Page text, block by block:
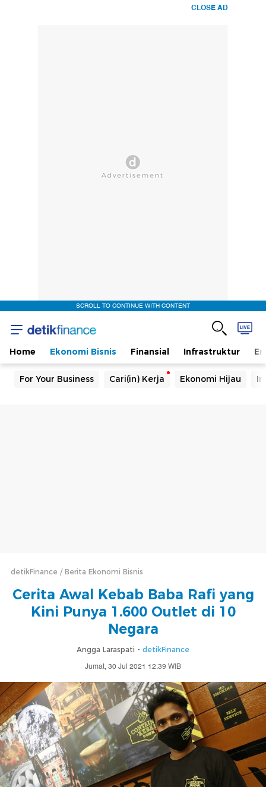
CLOSE AD
SCROLL TO CONTINUE WITH CONTENT
Home Ekonomi Bisnis Finansial Infrastruktur
For Your Business Cari(in) Kerja Ekonomi Hijau
detikFinance Berita Ekonomi Bisnis
Cerita Awal Kebab Baba Rafi yang
Kini Punya 1.600 Outlet di 10
Negara
Angga Laraspati - detikFinance
Jumat, 30 Jul 2021 12:39 WIB